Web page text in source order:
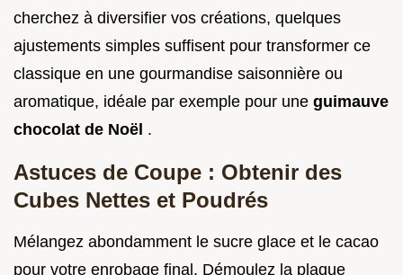
cherchez à diversifier vos créations, quelques
ajustements simples suffisent pour transformer ce
classique en une gourmandise saisonnière ou
aromatique, idéale par exemple pour une guimauve
chocolat de Noël .
Astuces de Coupe : Obtenir des
Cubes Nettes et Poudrés
Mélangez abondamment le sucre glace et le cacao
pour votre enrobage final. Démoulez la plaque